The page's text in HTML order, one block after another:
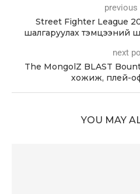
Street Fighter League
шалгаруулах тэмцээний
next
The MongolZ BLAST
хожиж, плей-
YOU MAY